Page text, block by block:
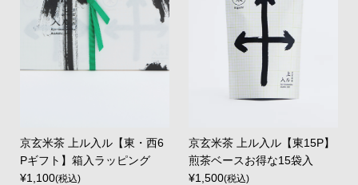
京玄米茶 上ル入ル【東・西6
Pギフト】箱入ラッピング
¥1,100(税込)
京玄米茶 上ル入ル【東15P】
煎茶ベースお得な15袋入
¥1,500(税込)